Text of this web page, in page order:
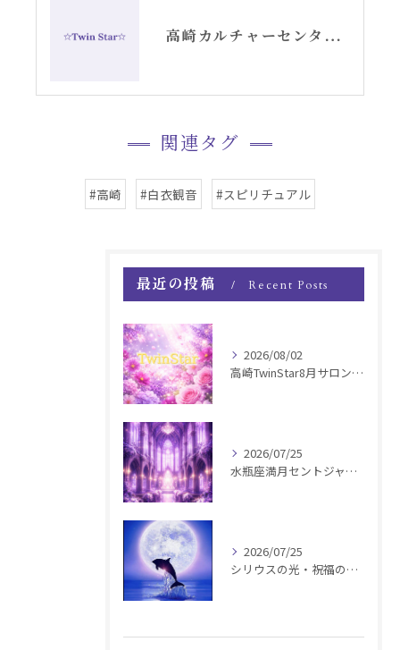
高崎カルチャーセンターでのエンジェルカード講座スタート
関連タグ
#高崎 #白衣観音 #スピリチュアル
最近の投稿 Recent Posts
2026/08/02
高崎TwinStar8月サロンお知らせ
2026/07/25
水瓶座満月セントジャーメインGSVF遠隔お知らせ
2026/07/25
シリウスの光・祝福の波動チャージ遠隔お知らせ〜銀河新年〜